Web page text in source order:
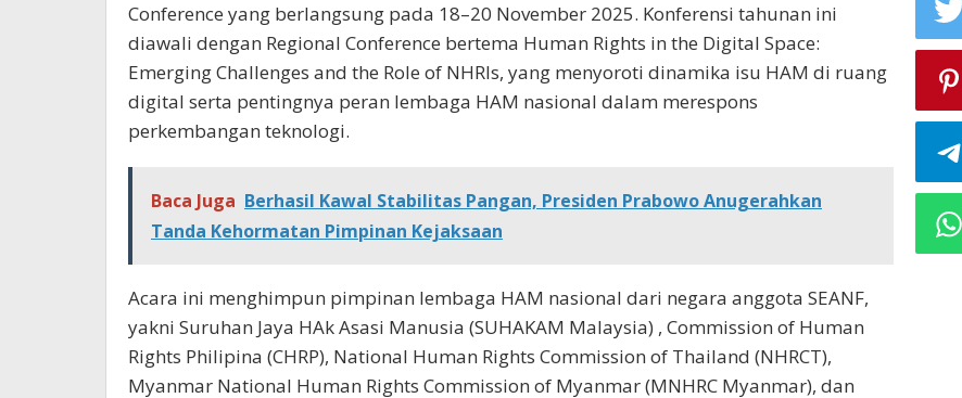
Conference yang berlangsung pada 18–20 November 2025. Konferensi tahunan ini
diawali dengan Regional Conference bertema Human Rights in the Digital Space:
Emerging Challenges and the Role of NHRIs, yang menyoroti dinamika isu HAM di ruang
digital serta pentingnya peran lembaga HAM nasional dalam merespons
perkembangan teknologi.
Baca Juga Berhasil Kawal Stabilitas Pangan, Presiden Prabowo Anugerahkan
Tanda Kehormatan Pimpinan Kejaksaan
Acara ini menghimpun pimpinan lembaga HAM nasional dari negara anggota SEANF,
yakni Suruhan Jaya HAk Asasi Manusia (SUHAKAM Malaysia) , Commission of Human
Rights Philipina (CHRP), National Human Rights Commission of Thailand (NHRCT),
Myanmar National Human Rights Commission of Myanmar (MNHRC Myanmar), dan